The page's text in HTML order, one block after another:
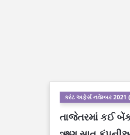
કરંટ અફેર્સ નવેમ્બર
તાજેતરમાં કઈ બેંક